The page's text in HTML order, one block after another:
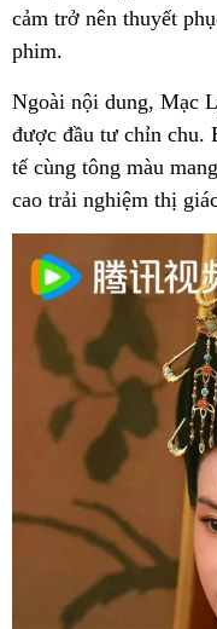
cảm trở nên thuyết
phim.
Ngoài nội dung, Mạc
được đầu tư chỉn chu.
tế cùng tông màu
cao trải nghiệm thị